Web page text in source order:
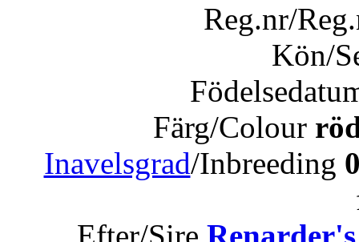
Reg.nr/
Kön/
Färg/Colour
Inavelsgrad/Inbreeding
Efter/Sire